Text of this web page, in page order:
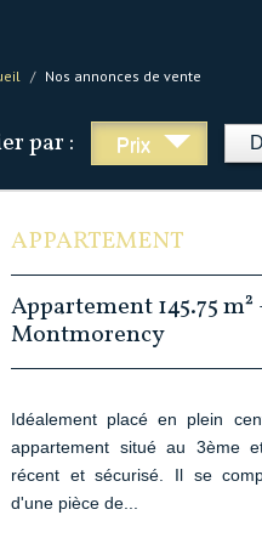
Nos annonces de vente
par : Prix
APPARTEMENT
Appartement 145.75 m²
Montmorency
Idéalement placé en plein
appartement situé au 3ème
récent et sécurisé. Il se
d'une pièce de...